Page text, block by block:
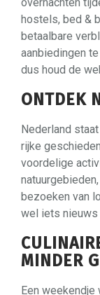
hostels, bed &
betaalbare
aanbiedingen
dus houd de
ONTDEK
Nederland
rijke
voordelige
bezoeken van
wel iets nieuws
MINDER
Een